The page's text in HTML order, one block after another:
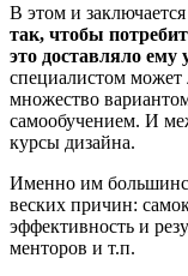
В этом и заключается
так, чтобы
это доставляло ему
специалистом может
множество
самообучением. И
курсы дизайна.
Именно им
веских причин:
эффективность и
менторов и т.п.